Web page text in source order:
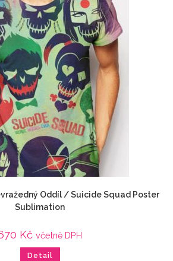
Oddíl / Suicide Squad Poster
Sublimation
Kč včetně DPH
Detail